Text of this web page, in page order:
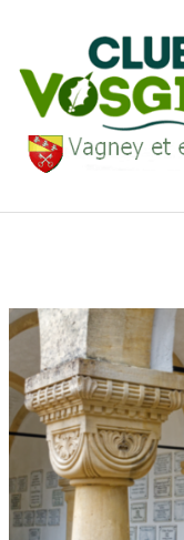
Qui sommes-
Photos des
La Vie du
Adhésion